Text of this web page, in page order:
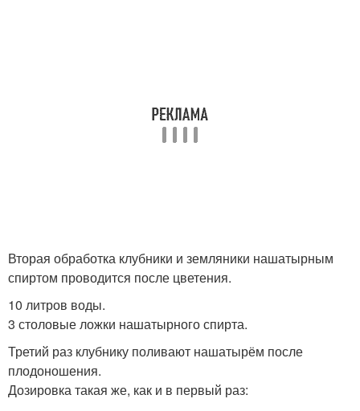
Вторая обработка клубники и земляники нашатырным
спиртом проводится после цветения.
10 литров воды.
3 столовые ложки нашатырного спирта.
Третий раз клубнику поливают нашатырём после
плодоношения.
Дозировка такая же, как и в первый раз: